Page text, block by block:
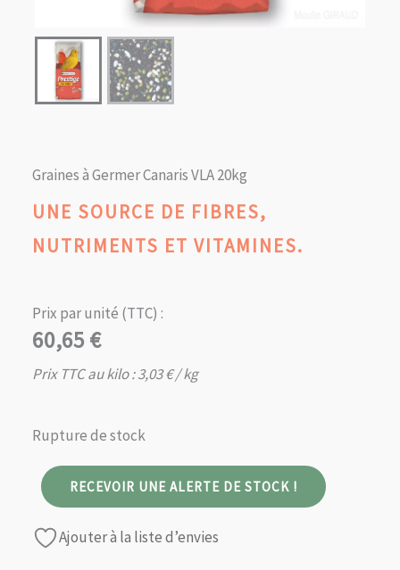
Graines à Germer Canaris VLA 20kg
UNE SOURCE DE FIBRES,
NUTRIMENTS ET VITAMINES.
Prix par unité (TTC) :
60,65€
Prix TTC au kilo :3,03€/ kg
Rupture de stock
RECEVOIR UNE ALERTE DE STOCK !
Ajouter à la liste d’envies